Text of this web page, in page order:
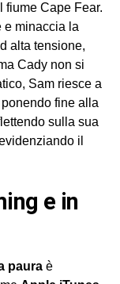
fiume Cape Fear.
e minaccia la
alta tensione,
Cady non si
Sam riesce a
fine alla
sulla sua
il
pauraè